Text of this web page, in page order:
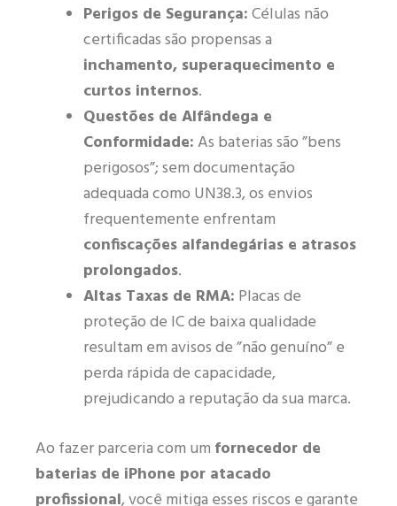
Perigos de Segurança:Células não
certificadas são propensas a
inchamento, superaquecimento e
curtos internos.
Questões de Alfândega e
Conformidade:As baterias são ”bens
perigosos”; sem documentação
adequada como UN38.3, os envios
frequentemente enfrentam
confiscações alfandegárias e atrasos
prolongados.
Altas Taxas de RMA: Placas de
proteção de IC de baixa qualidade
resultam em avisos de ”não genuíno” e
perda rápida de capacidade,
prejudicando a reputação da sua marca.
Ao fazer parceria com um fornecedor de
baterias de iPhone por atacado
profissional, você mitiga esses riscos e garante